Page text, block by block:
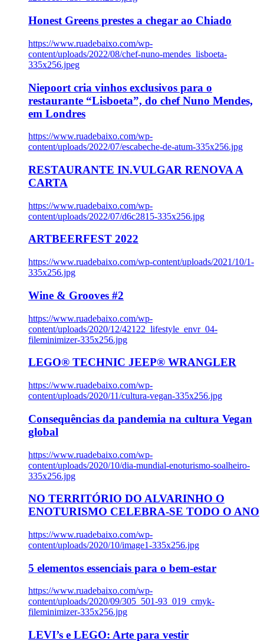
Honest Greens prestes a chegar ao Chiado
https://www.ruadebaixo.com/wp-
content/uploads/2022/08/chef-nuno-mendes_lisboeta-
335x256.jpeg
Niepoort cria vinhos exclusivos para o
restaurante “Lisboeta”, do chef Nuno Mendes,
em Londres
https://www.ruadebaixo.com/wp-
content/uploads/2022/07/escabeche-de-atum-335x256.jpg
RESTAURANTE IN.VULGAR RENOVA A
CARTA
https://www.ruadebaixo.com/wp-
content/uploads/2022/07/d6c2815-335x256.jpg
ARTBEERFEST 2022
https://www.ruadebaixo.com/wp-content/uploads/2021/10/1-
335x256.jpg
Wine & Grooves #2
https://www.ruadebaixo.com/wp-
content/uploads/2020/12/42122_lifestyle_envr_04-
fileminimizer-335x256.jpg
LEGO® TECHNIC JEEP® WRANGLER
https://www.ruadebaixo.com/wp-
content/uploads/2020/11/cultura-vegan-335x256.jpg
Consequências da pandemia na cultura Vegan
global
https://www.ruadebaixo.com/wp-
content/uploads/2020/10/dia-mundial-enoturismo-soalheiro-
335x256.jpg
NO TERRITÓRIO DO ALVARINHO O
ENOTURISMO CELEBRA-SE TODO O ANO
https://www.ruadebaixo.com/wp-
content/uploads/2020/10/image1-335x256.jpg
5 elementos essenciais para o bem-estar
https://www.ruadebaixo.com/wp-
content/uploads/2020/09/305_501-93_019_cmyk-
fileminimizer-335x256.jpg
LEVI’s e LEGO: Arte para vestir